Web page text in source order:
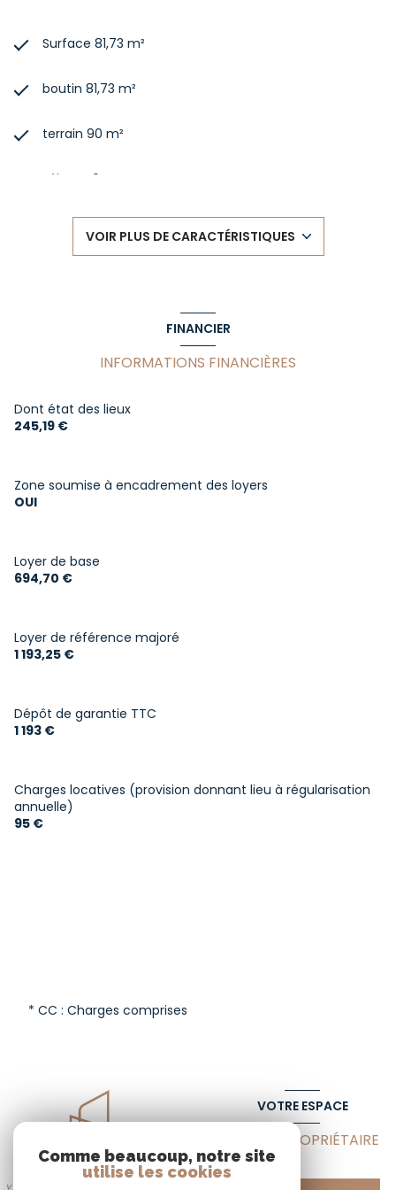
Surface 81,73 m²
boutin 81,73 m²
terrain 90 m²
séjour 40 m²
2 chambre(s)
cuisine américaine (semi-équipée)
Chauffage individuel : convecteur (electrique)
2 niveau(x)
arboré
visiophone
VOIR PLUS DE CARACTÉRISTIQUES
FINANCIER
INFORMATIONS FINANCIÈRES
Dont état des lieux
245,19 €
Zone soumise à encadrement des loyers
OUI
Loyer de base
694,70 €
Loyer de référence majoré
1 193,25 €
Dépôt de garantie TTC
1 193 €
Charges locatives (provision donnant lieu à régularisation
annuelle)
95 €
* CC : Charges comprises
VOTRE ESPACE
ESPACE PROPRIÉTAIRE
Comme beaucoup, notre site
utilise les cookies